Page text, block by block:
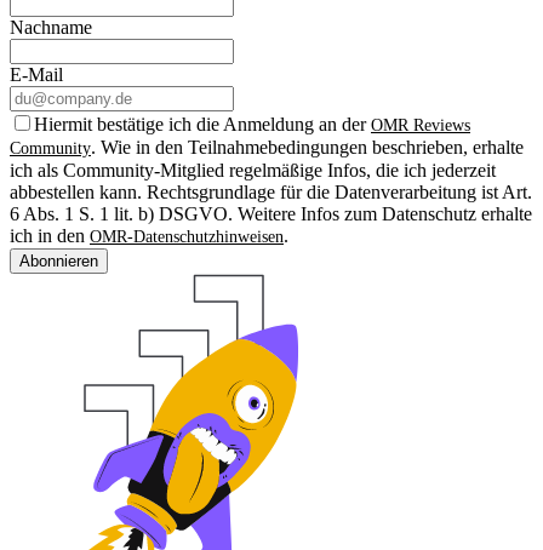
Nachname
E-Mail
Hiermit bestätige ich die Anmeldung an der OMR Reviews
Community. Wie in den Teilnahmebedingungen beschrieben, erhalte
ich als Community-Mitglied regelmäßige Infos, die ich jederzeit
abbestellen kann. Rechtsgrundlage für die Datenverarbeitung ist Art.
6 Abs. 1 S. 1 lit. b) DSGVO. Weitere Infos zum Datenschutz erhalte
ich in den OMR-Datenschutzhinweisen.
Abonnieren